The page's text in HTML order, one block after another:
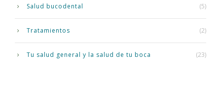
Salud bucodental (5)
Tratamientos (2)
Tu salud general y la salud de tu boca (23)